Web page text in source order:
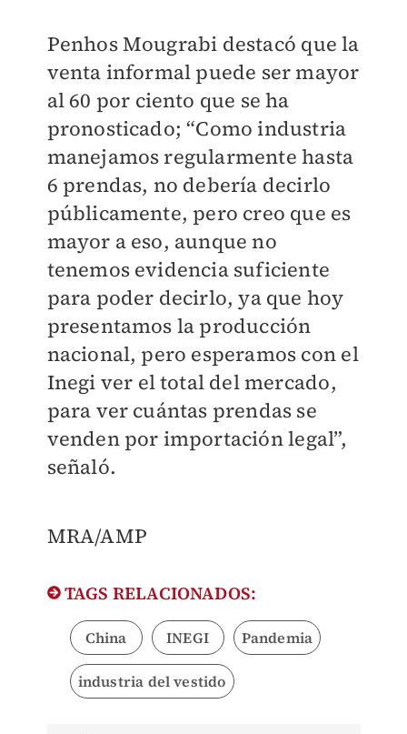
Penhos Mougrabi destacó que la
venta informal puede ser mayor
al 60 por ciento que se ha
pronosticado; “Como industria
manejamos regularmente hasta
6 prendas, no debería decirlo
públicamente, pero creo que es
mayor a eso, aunque no
tenemos evidencia suficiente
para poder decirlo, ya que hoy
presentamos la producción
nacional, pero esperamos con el
Inegi ver el total del mercado,
para ver cuántas prendas se
venden por importación legal”,
señaló.
MRA/AMP
TAGS RELACIONADOS:
China INEGI Pandemia
industria del vestido